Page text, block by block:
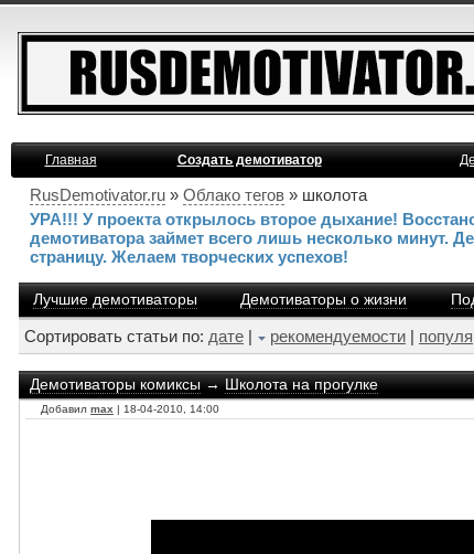
Главная
Создать демотиватор
RusDemotivator.ru » Облако тегов » школота
УРА!!! У проекта открылось второе дыхание!
демотиватора займет всего лишь несколько минут.
страницу. Желаем творческих успехов!
Лучшие демотиваторы Демотиваторы о жизни
Сортировать статьи по: дате | рекомендуемости |
Демотиваторы комиксы→Школота на прогулке
Добавил max | 18-04-2010, 14:00